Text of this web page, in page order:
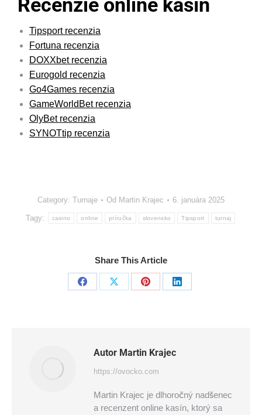
Recenzie online kasín
Tipsport recenzia
Fortuna recenzia
DOXXbet recenzia
Eurogold recenzia
Go4Games recenzia
GameWorldBet recenzia
OlyBet recenzia
SYNOTtip recenzia
Category: Turnaje Od Martin Krajec 6. januára 2025
Tagy: casino online príručka slovensko Tipsport turnaj
Share This Article
Share
Share
Share
Share
Autor Martin Krajec
https://ovocko.com
Martin Krajec je dlhoročný nadšenec
a recenzent online kasín, ktorý sa